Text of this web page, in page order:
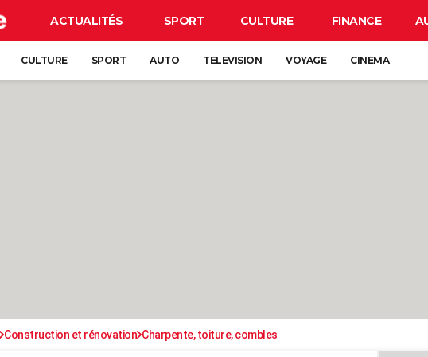
ACTUALITÉS SPORT CULTURE FINANCE
CULTURE SPORT AUTO TELEVISION VOYAGE CINEMA
Construction et rénovation Charpente, toiture, combles